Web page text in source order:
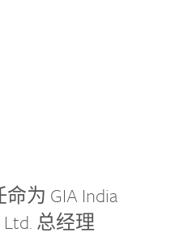
为 GIA India
Ltd. 总经理